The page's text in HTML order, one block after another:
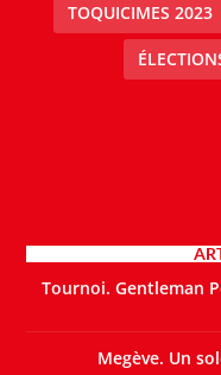
TOQUICIMES 2023
Tournoi. Gentleman
Megève. Un